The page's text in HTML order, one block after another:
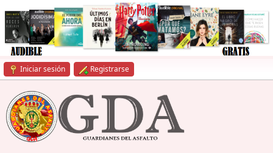
Iniciar sesión Registrarse